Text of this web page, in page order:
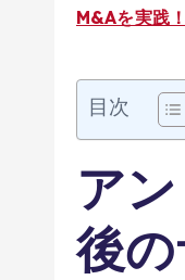
M&Aを実践
目次
ア
後